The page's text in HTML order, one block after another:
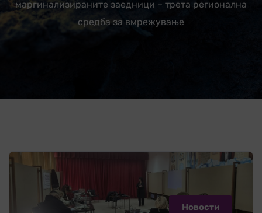
маргинализираните заедници – трета регионална
средба за вмрежување
Новости